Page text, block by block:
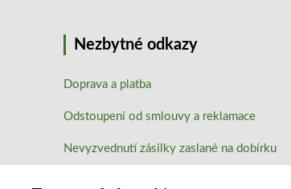
Nezbytné odkazy
Doprava a platba
Odstoupení od smlouvy a reklamace
Nevyzvednutí zásilky zaslané na dobírku